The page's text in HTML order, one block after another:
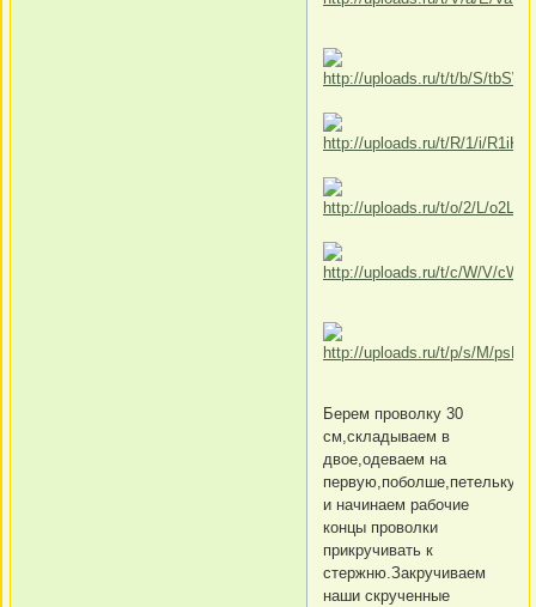
Берем проволку 30
см,складываем в
двое,одеваем на
первую,поболше,петельку
и начинаем рабочие
концы проволки
прикручивать к
стержню.Закручиваем
наши скрученные